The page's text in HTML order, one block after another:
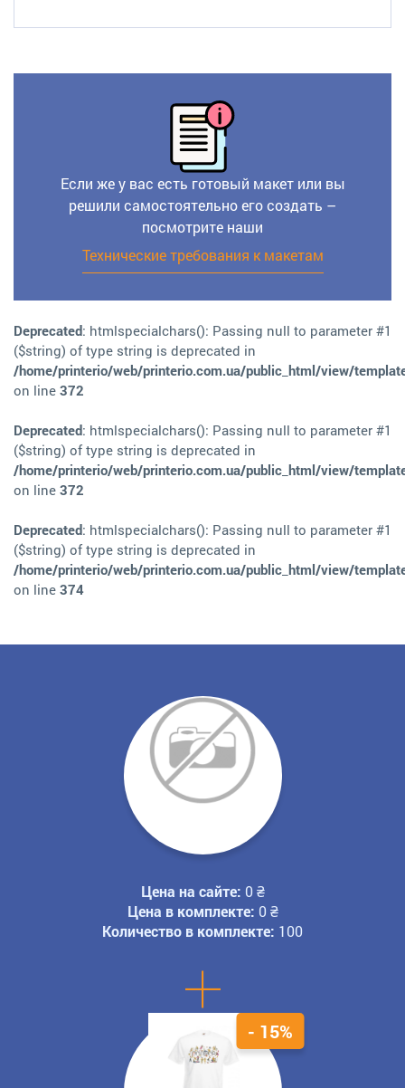
Если же у вас есть готовый макет или вы
решили самостоятельно его создать –
посмотрите наши
Технические требования к макетам
Deprecated: htmlspecialchars(): Passing null to parameter #1
($string) of type string is deprecated in
/home/printerio/web/printerio.com.ua/public_html/view/
on line 372
Deprecated: htmlspecialchars(): Passing null to parameter #1
($string) of type string is deprecated in
/home/printerio/web/printerio.com.ua/public_html/view/
on line 372
Deprecated: htmlspecialchars(): Passing null to parameter #1
($string) of type string is deprecated in
/home/printerio/web/printerio.com.ua/public_html/view/
on line 374
+
Цена на сайте: 0 ₴
Цена в комплекте: 0 ₴
Количество в комплекте: 100
- 15%